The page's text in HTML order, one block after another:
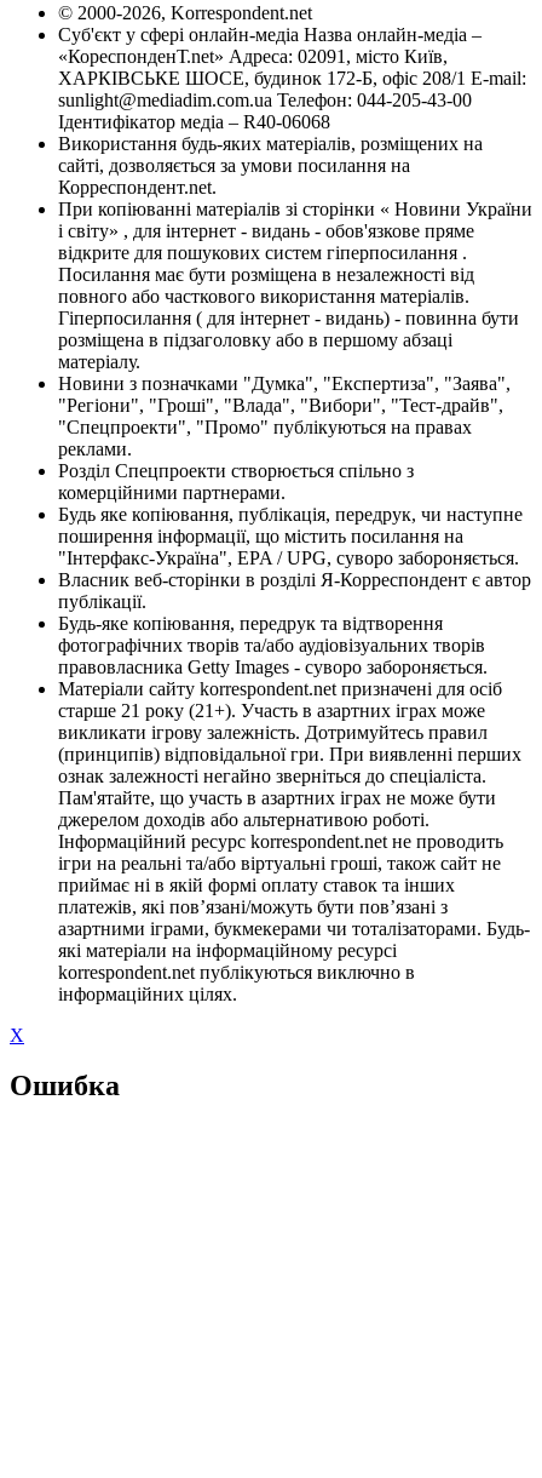
© 2000-2026, Korrespondent.net
Суб'єкт у сфері онлайн-медіа Назва онлайн-медіа –
«КореспонденТ.net» Адреса: 02091, місто Київ,
ХАРКІВСЬКЕ ШОСЕ, будинок 172-Б, офіс 208/1 E-mail:
sunlight@mediadim.com.ua Телефон: 044-205-43-00
Ідентифікатор медіа – R40-06068
Використання будь-яких матеріалів, розміщених на
сайті, дозволяється за умови посилання на
Корреспондент.net.
При копіюванні матеріалів зі сторінки « Новини України
і світу» , для інтернет - видань - обов'язкове пряме
відкрите для пошукових систем гіперпосилання .
Посилання має бути розміщена в незалежності від
повного або часткового використання матеріалів.
Гіперпосилання ( для інтернет - видань) - повинна бути
розміщена в підзаголовку або в першому абзаці
матеріалу.
Новини з позначками "Думка", "Експертиза", "Заява",
"Регіони", "Гроші", "Влада", "Вибори", "Тест-драйв",
"Спецпроекти", "Промо" публікуються на правах
реклами.
Розділ Спецпроекти створюється спільно з
комерційними партнерами.
Будь яке копіювання, публікація, передрук, чи наступне
поширення інформації, що містить посилання на
"Інтерфакс-Україна", EPA / UPG, суворо забороняється.
Власник веб-сторінки в розділі Я-Корреспондент є автор
публікації.
Будь-яке копіювання, передрук та відтворення
фотографічних творів та/або аудіовізуальних творів
правовласника Getty Images - суворо забороняється.
Матеріали сайту korrespondent.net призначені для осіб
старше 21 року (21+). Участь в азартних іграх може
викликати ігрову залежність. Дотримуйтесь правил
(принципів) відповідальної гри. При виявленні перших
ознак залежності негайно зверніться до спеціаліста.
Пам'ятайте, що участь в азартних іграх не може бути
джерелом доходів або альтернативою роботі.
Інформаційний ресурс korrespondent.net не проводить
ігри на реальні та/або віртуальні гроші, також сайт не
приймає ні в якій формі оплату ставок та інших
платежів, які пов’язані/можуть бути пов’язані з
азартними іграми, букмекерами чи тоталізаторами. Будь-
які матеріали на інформаційному ресурсі
korrespondent.net публікуються виключно в
інформаційних цілях.
X
Ошибка